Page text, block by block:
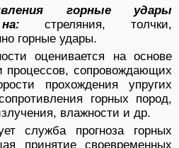
горные удары
стреляния, толчки,
горные удары.
оценивается на основе
процессов, сопровождающих
прохождения упругих
горных пород,
влажности и др.
служба прогноза горных
принятие своевременных